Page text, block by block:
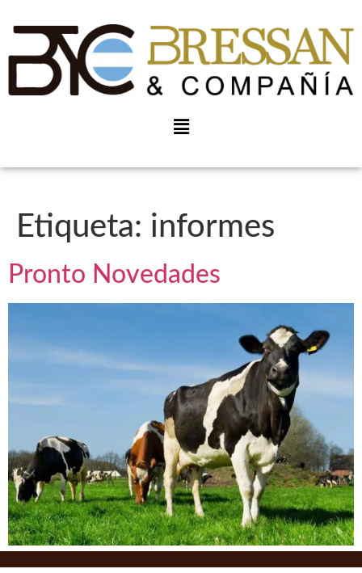
Etiqueta: informes
Pronto Novedades